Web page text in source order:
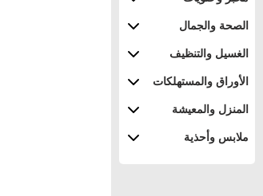
الصحة والجمال
الغسيل والتنظيف
الأوراق والمستهلكات
المنزل والمعيشة
ملابس وأحذية